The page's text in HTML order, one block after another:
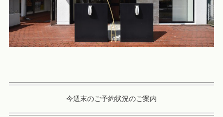
今週末のご予約状況のご案内